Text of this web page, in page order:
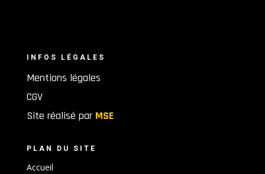
INFOS LÉGALES
Mentions légales
CGV
Site réalisé par MSE
PLAN DU SITE
Accueil